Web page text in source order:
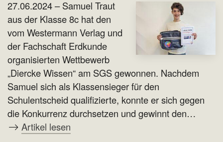
27.06.2024 – Samuel Traut
aus der Klasse 8c hat den
vom Westermann Verlag und
der Fachschaft Erdkunde
organisierten Wettbewerb
„Diercke Wissen“ am SGS gewonnen. Nachdem
Samuel sich als Klassensieger für den
Schulentscheid qualifizierte, konnte er sich gegen
die Konkurrenz durchsetzen und gewinnt den…
Artikel lesen